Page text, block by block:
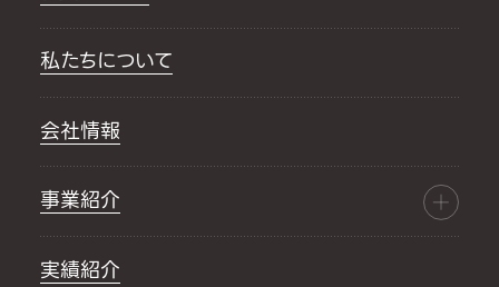
私たちについて
会社情報
事業紹介
実績紹介